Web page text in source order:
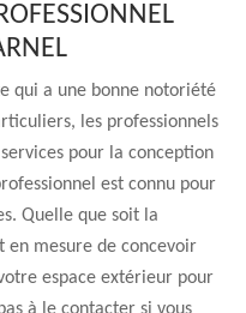
qui a une bonne notoriété
les professionnels
pour la conception
est connu pour
Quelle que soit la
mesure de concevoir
espace extérieur pour